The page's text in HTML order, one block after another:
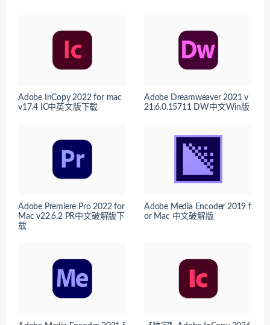
Adobe InCopy 2022 for mac
v17.4 IC中英文版下载
Adobe Dreamweaver 2021 v
21.6.0.15711 DW中文Win版
Adobe Premiere Pro 2022 for
Mac v22.6.2 PR中文破解版下
载
Adobe Media Encoder 2019 f
or Mac 中文破解版